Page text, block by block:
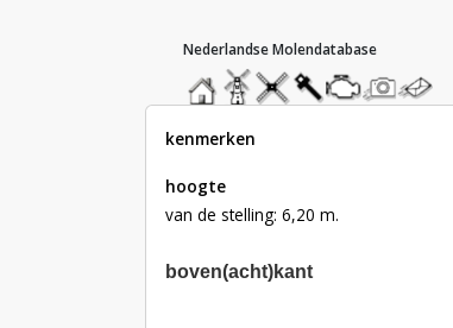
hoofdmenu
homemolendatabase
roedendatabase
assendatabase
motorendatabase
stuur
een
stuur
een
kenmerken
hoogte
van de stelling: 6,20 m.
boven(acht)kant